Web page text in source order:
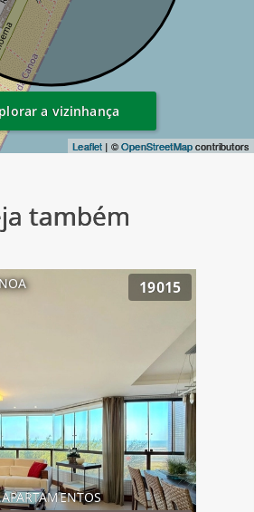
Leaflet | ©OpenStreetMapcontributors
a vizinhança
também
19015
APARTAMENTOS